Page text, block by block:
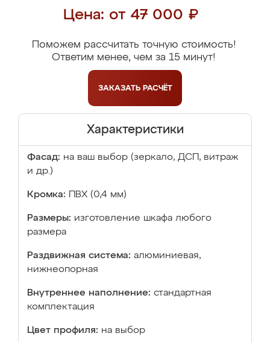
Цена: от 47 000 ₽
Поможем рассчитать точную стоимость!
Ответим менее, чем за 15 минут!
ЗАКАЗАТЬ РАСЧЁТ
Характеристики
Фасад: на ваш выбор (зеркало, ДСП, витраж
и др.)
Кромка: ПВХ (0,4 мм)
Размеры: изготовление шкафа любого
размера
Раздвижная система: алюминиевая,
нижнеопорная
Внутреннее наполнение: стандартная
комплектация
Цвет профиля: на выбор